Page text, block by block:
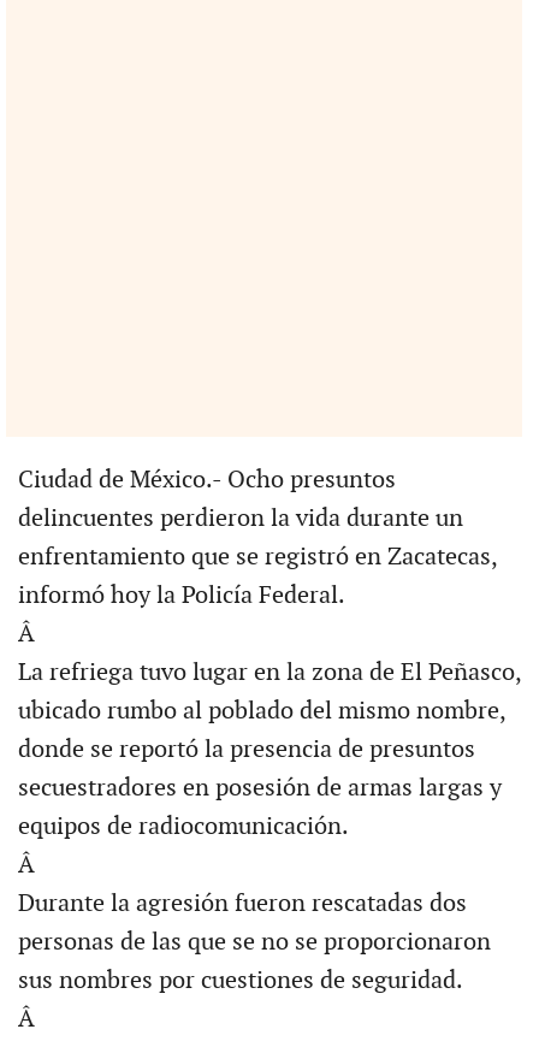
Ciudad de México.- Ocho presuntos
delincuentes perdieron la vida durante un
enfrentamiento que se registró en Zacatecas,
informó hoy la Policía Federal.
Â
La refriega tuvo lugar en la zona de El Peñasco,
ubicado rumbo al poblado del mismo nombre,
donde se reportó la presencia de presuntos
secuestradores en posesión de armas largas y
equipos de radiocomunicación.
Â
Durante la agresión fueron rescatadas dos
personas de las que se no se proporcionaron
sus nombres por cuestiones de seguridad.
Â